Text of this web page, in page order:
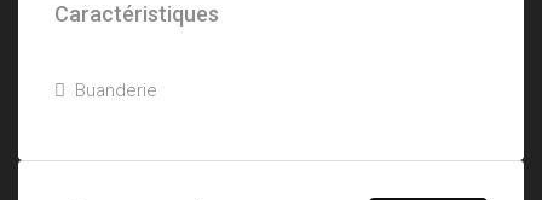
Caractéristiques
Buanderie